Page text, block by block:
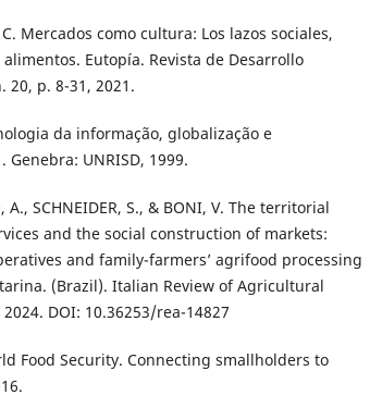
C. Mercados como cultura: Los lazos sociales,
Eutopía. Revista de Desarrollo
20, p. 8-31, 2021.
da informação, globalização e
UNRISD, 1999.
A., SCHNEIDER, S., & BONI, V. The territorial
and the social construction of markets:
and family-farmers’ agrifood processing
(Brazil). Italian Review of Agricultural
DOI: 10.36253/rea-14827
Food Security. Connecting smallholders to